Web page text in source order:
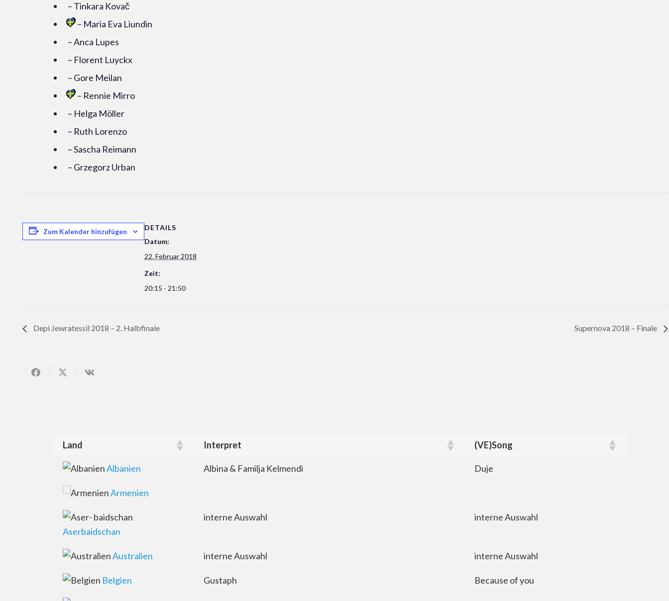
– Tinkara Kovač
– Maria Eva Liundin
– Anca Lupes
– Florent Luyckx
– Gore Meilan
– Rennie Mirro
– Helga Möller
– Ruth Lorenzo
– Sascha Reimann
– Grzegorz Urban
Zum Kalender hinzufügen
DETAILS
Datum:
22. Februar 2018
Zeit:
20:15 - 21:50
Depi Jewratessil 2018 – 2. Halbfinale Supernova 2018 – Finale
Land Interpret
(VE)Song
Land
Albanien Albina & Familja Kelmendi Duje
Armenien
Aserbaidschan
interne Auswahl interne Auswahl
Australien interne Auswahl interne Auswahl
Belgien Gustaph Because of you